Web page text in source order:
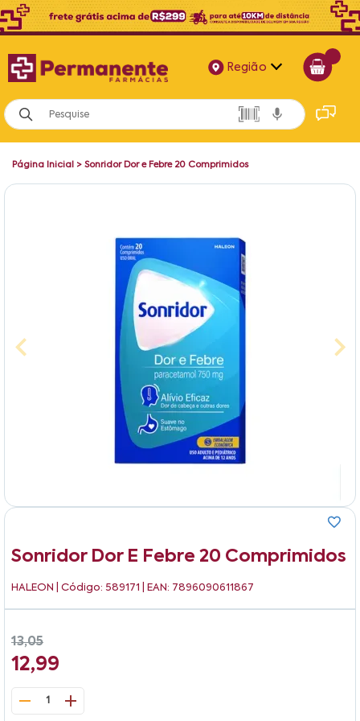
Região
Alagoas
Bahia
Página Inicial > Sonridor Dor e Febre 20 Comprimidos
Sonridor Dor E Febre 20 Comprimidos
HALEON | Código: 589171 | EAN: 7896090611867
13,05
12,99
1